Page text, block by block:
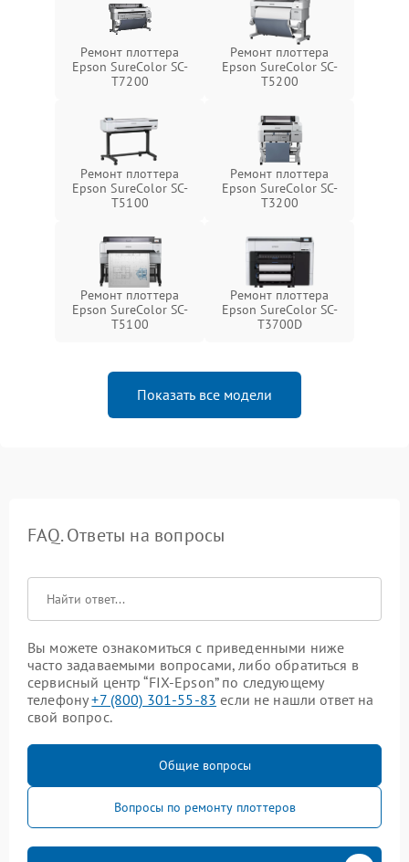
Ремонт плоттера
Epson SureColor SC-
T7200
Ремонт плоттера
Epson SureColor SC-
T5200
Ремонт плоттера
Epson SureColor SC-
T5100
Ремонт плоттера
Epson SureColor SC-
T3200
Ремонт плоттера
Epson SureColor SC-
T5100
Ремонт плоттера
Epson SureColor SC-
T3700D
Показать все модели
FAQ. Ответы на вопросы
Вы можете ознакомиться с приведенными ниже
часто задаваемыми вопросами, либо обратиться в
сервисный центр “FIX-Epson” по следующему
телефону+7 (800) 301-55-83 если не нашли ответ на
свой вопрос.
Общие вопросы
Вопросы по ремонту плоттеров